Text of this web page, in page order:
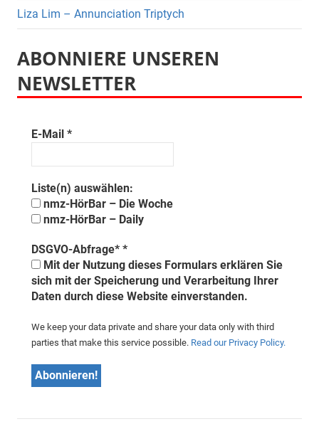
Liza Lim – Annunciation Triptych
ABONNIERE UNSEREN
NEWSLETTER
E-Mail *
Liste(n) auswählen:
nmz-HörBar – Die Woche
nmz-HörBar – Daily
DSGVO-Abfrage* *
Mit der Nutzung dieses Formulars erklären Sie
sich mit der Speicherung und Verarbeitung Ihrer
Daten durch diese Website einverstanden.
We keep your data private and share your data only with third
parties that make this service possible. Read our Privacy Policy.